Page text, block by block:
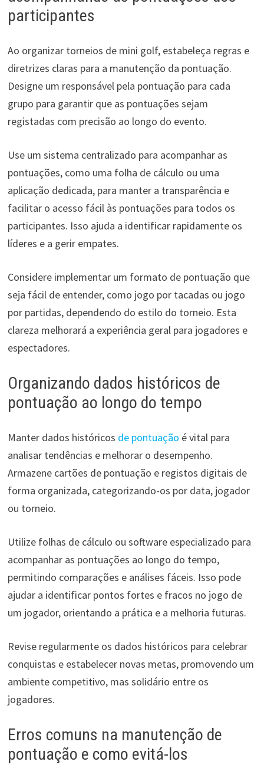
participantes
Ao organizar torneios de mini golf, estabeleça regras e
diretrizes claras para a manutenção da pontuação.
Designe um responsável pela pontuação para cada
grupo para garantir que as pontuações sejam
registadas com precisão ao longo do evento.
Use um sistema centralizado para acompanhar as
pontuações, como uma folha de cálculo ou uma
aplicação dedicada, para manter a transparência e
facilitar o acesso fácil às pontuações para todos os
participantes. Isso ajuda a identificar rapidamente os
líderes e a gerir empates.
Considere implementar um formato de pontuação que
seja fácil de entender, como jogo por tacadas ou jogo
por partidas, dependendo do estilo do torneio. Esta
clareza melhorará a experiência geral para jogadores e
espectadores.
Organizando dados históricos de
pontuação ao longo do tempo
Manter dados históricos de pontuação é vital para
analisar tendências e melhorar o desempenho.
Armazene cartões de pontuação e registos digitais de
forma organizada, categorizando-os por data, jogador
ou torneio.
Utilize folhas de cálculo ou software especializado para
acompanhar as pontuações ao longo do tempo,
permitindo comparações e análises fáceis. Isso pode
ajudar a identificar pontos fortes e fracos no jogo de
um jogador, orientando a prática e a melhoria futuras.
Revise regularmente os dados históricos para celebrar
conquistas e estabelecer novas metas, promovendo um
ambiente competitivo, mas solidário entre os
jogadores.
Erros comuns na manutenção de
pontuação e como evitá-los